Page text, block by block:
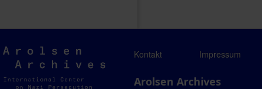
Arolsen
Archives
Kontakt Impressum
Arolsen Archives